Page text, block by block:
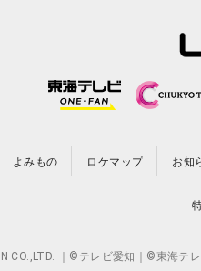
よみもの ロケマップ お知
｜©テレビ愛知｜©東海